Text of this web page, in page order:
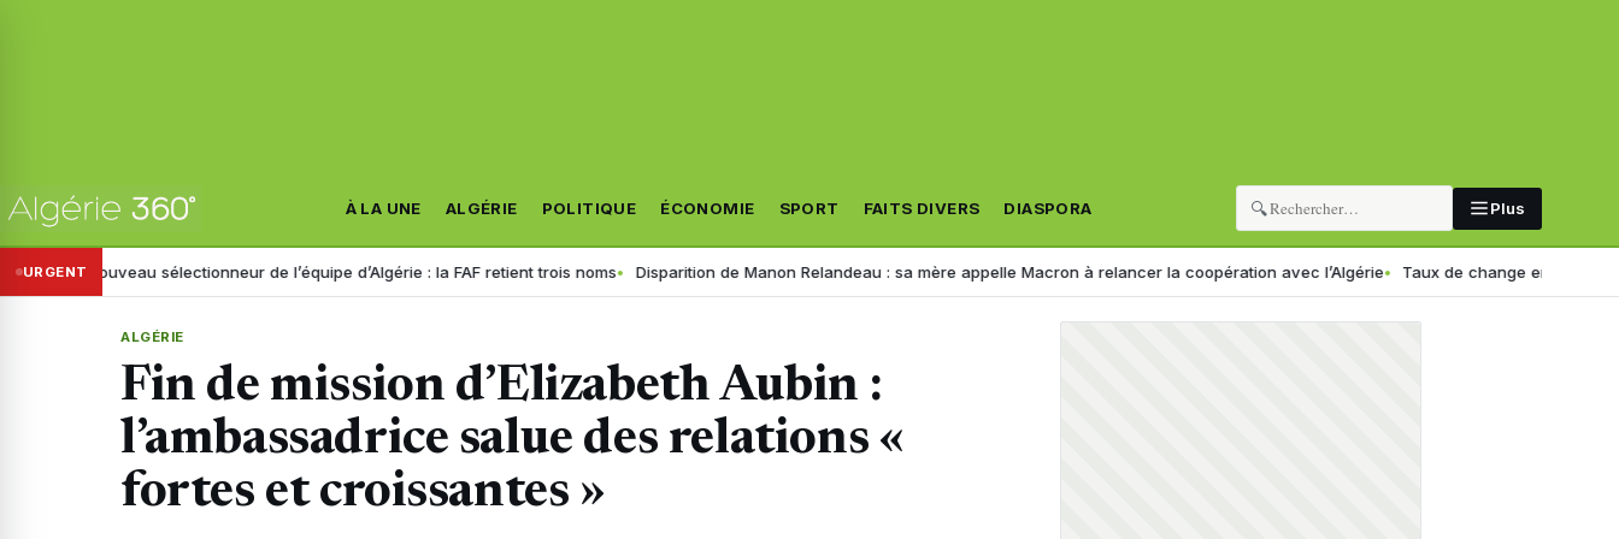
À LA UNE ALGÉRIE POLITIQUE ÉCONOMIE SPORT FAITS DIVERS DIASPORA 🔍 Plus
URGENT
Nouveau sélectionneur de l’équipe d’Algérie : la FAF retient trois noms Disparition de Manon Relandeau : sa mère appelle Macron à relancer la coopération avec l’Algérie Taux de change en Algérie : voici le
ALGÉRIE
Fin de mission d’Elizabeth Aubin :
l’ambassadrice salue des relations «
fortes et croissantes »